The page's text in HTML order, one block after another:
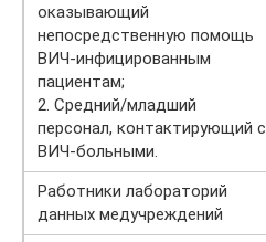
оказывающий
непосредственную помощь
ВИЧ-инфицированным
пациентам;
2. Средний/младший
персонал, контактирующий с
ВИЧ-больными.
Работники лабораторий
данных медучреждений